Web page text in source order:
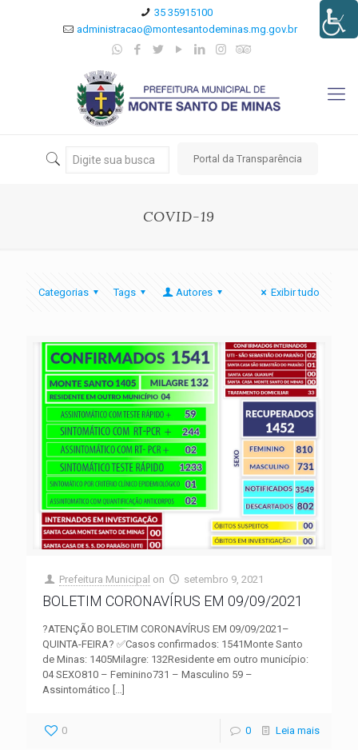
35 35915100
administracao@montesantodeminas.mg.gov.br
Portal da Transparência
COVID-19
Categorias Tags Autores Exibir tudo
Prefeitura Municipal on setembro 9, 2021
BOLETIM CORONAVÍRUS EM 09/09/2021
?ATENÇÃO BOLETIM CORONAVÍRUS EM 09/09/2021–
QUINTA-FEIRA? ✅Casos confirmados: 1541Monte Santo
de Minas: 1405Milagre: 132Residente em outro município:
04 SEXO810 – Feminino731 – Masculino 59 –
Assintomático […]
0 0 Leia mais